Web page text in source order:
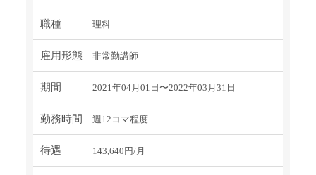
職種 理科
雇用形態 非常勤講師
期間 2021年04月01日〜2022年03月31日
勤務時間 週12コマ程度
待遇 143,640円/月